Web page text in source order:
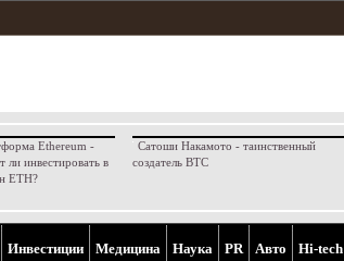
Ethereum -
ли инвестировать в
ETH?
Сатоши Накамото - таинственный
создатель BTC
Инвестиции Медицина Наука PR Aвто Hi-tech